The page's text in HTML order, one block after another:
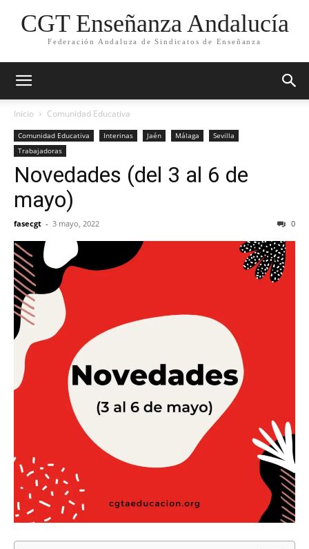
CGT Enseñanza Andalucía
Federación Andaluza de Sindicatos de Enseñanza
Inicio Comunidad Educativa
Comunidad Educativa Interinas Jaén Málaga
Sevilla
Trabajadoras
Novedades (del 3 al 6 de
mayo)
fasecgt - 3 mayo, 2022 0